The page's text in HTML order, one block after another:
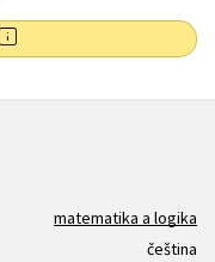
matematika a logika
čeština